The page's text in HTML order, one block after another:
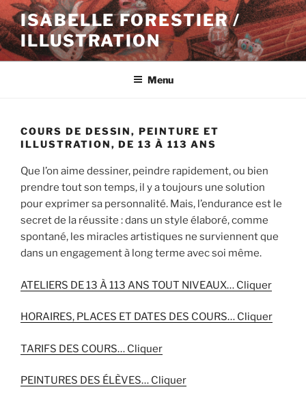
Aller
au
contenu
principal
ISABELLE FORESTIER /
ILLUSTRATION
Menu
COURS DE DESSIN, PEINTURE ET
ILLUSTRATION, DE 13 À 113 ANS
Que l’on aime dessiner, peindre rapidement, ou bien
prendre tout son temps, il y a toujours une solution
pour exprimer sa personnalité. Mais, l’endurance est le
secret de la réussite : dans un style élaboré, comme
spontané, les miracles artistiques ne surviennent que
dans un engagement à long terme avec soi même.
ATELIERS DE 13 À 113 ANS TOUT NIVEAUX… Cliquer
HORAIRES, PLACES ET DATES DES COURS… Cliquer
TARIFS DES COURS… Cliquer
PEINTURES DES ÉLÈVES… Cliquer